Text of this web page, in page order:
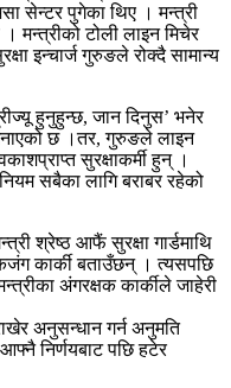
सेन्टर पुगेका थिए । मन्त्री
मन्त्रीको टोली लाइन मिचेर
इन्चार्ज गुरुङले रोक्दै सामान्य
हुनुहुन्छ, जान दिनुस’ भनेर
छ ।तर, गुरुङले लाइन
सुरक्षाकर्मी हुन् ।
सबैका लागि बराबर रहेको
श्रेष्ठ आफैं सुरक्षा गार्डमाथि
कार्की बताउँछन् । त्यसपछि
अंगरक्षक कार्कीले जाहेरी
अनुसन्धान गर्न अनुमति
निर्णयबाट पछि हटेर